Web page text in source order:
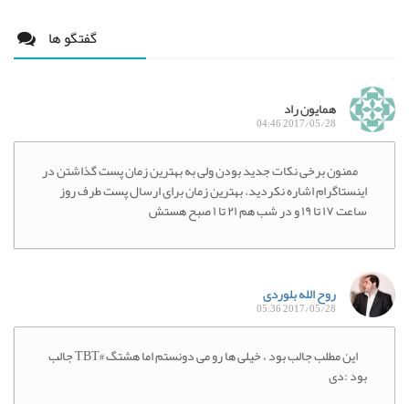
گفتگو ها
همایون راد
2017/05/28 04:46
ممنون برخی نکات جدید بودن ولی به بهترین زمان پست گذاشتن در
اینستاگرام اشاره نکردید. بهترین زمان برای ارسال پست طرف روز
ساعت ۱۷ تا ۱۹ و در شب هم ۲۱ تا ۱ صبح هستش
روح الله بلوردی
2017/05/28 05:36
این مطلب جالب بود ، خیلی ها رو می دونستم اما هشتگ #TBT جالب
بود :دی